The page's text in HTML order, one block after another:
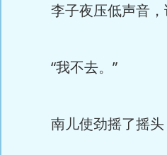
李子夜压低声音，
“我不去。”
南儿使劲摇了摇头